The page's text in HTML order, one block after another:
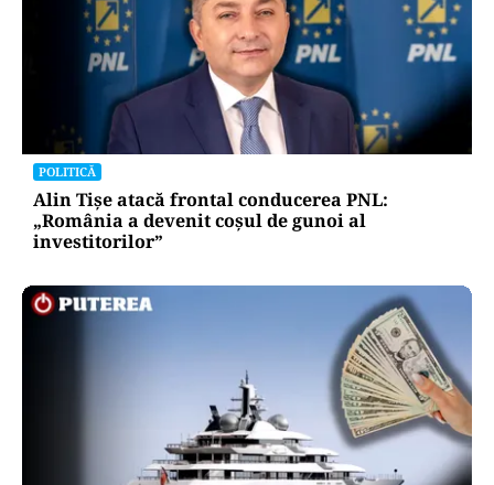
POLITICĂ
Alin Tișe atacă frontal conducerea PNL:
„România a devenit coșul de gunoi al
investitorilor”